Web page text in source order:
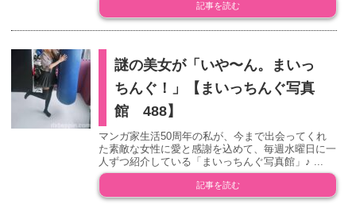
記事を読む
謎の美女が「いや〜ん。まいっ
ちんぐ！」【まいっちんぐ写真
館 488】
マンガ家生活50周年の私が、今まで出会ってくれ
た素敵な女性に愛と感謝を込めて、毎週水曜日に一
人ずつ紹介している「まいっちんぐ写真館」♪ ...
記事を読む